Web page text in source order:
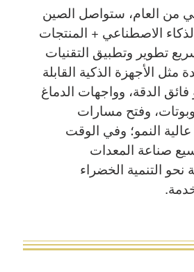
من العام، ستواصل الصين
الاصطناعي + المنتجات
تطوير وتطبيق التقنيات
مثل الأجهزة الذكية القابلة
فائق الدقة، وواجهات الدماغ
وفتح مسارات
النمو؛ وفي الوقت
صناعة المعدات
نحو التنمية الخضراء